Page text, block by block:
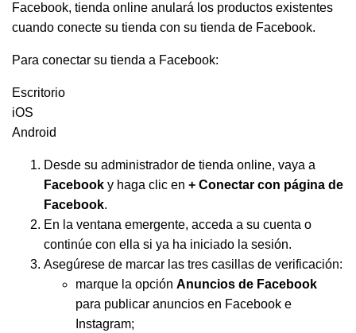
Facebook, tienda online anulará los productos existentes
cuando conecte su tienda con su tienda de Facebook.
Para conectar su tienda a Facebook:
Escritorio
iOS
Android
Desde su administrador de tienda online, vaya a
Facebook y haga clic en + Conectar con página de
Facebook.
En la ventana emergente, acceda a su cuenta o
continúe con ella si ya ha iniciado la sesión.
Asegúrese de marcar las tres casillas de verificación:
marque la opción Anuncios de Facebook
para publicar anuncios en Facebook e
Instagram;